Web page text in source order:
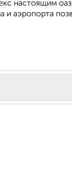
настоящим
и аэропорта